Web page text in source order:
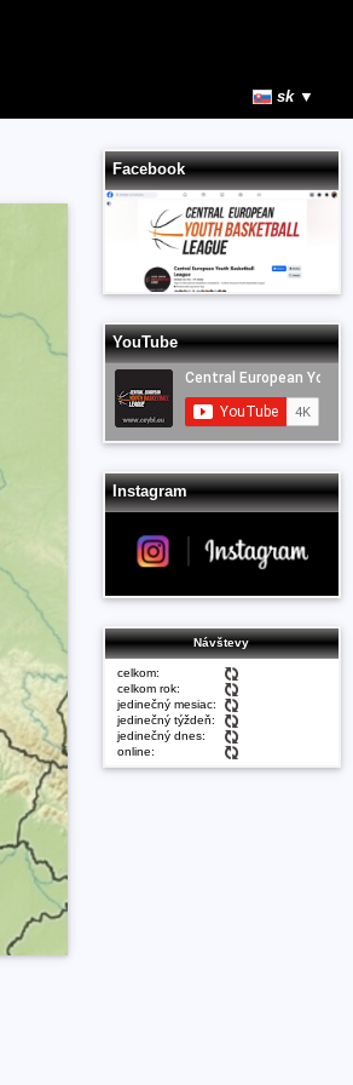
sk ▼
Facebook
YouTube
Instagram
Návštevy
celkom:
celkom rok:
jedinečný mesiac:
jedinečný týždeň:
jedinečný dnes:
online: